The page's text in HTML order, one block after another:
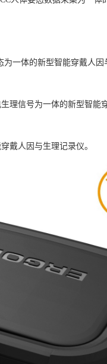
一体的新型智能穿戴人因
理信号为一体的新型智能
戴人因与生理记录仪。